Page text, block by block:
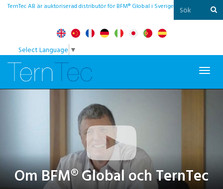
TernTec AB är auktoriserad distributör för BFM® Global i Sverige
Select Language ▼
Om BFM® Global och TernTec